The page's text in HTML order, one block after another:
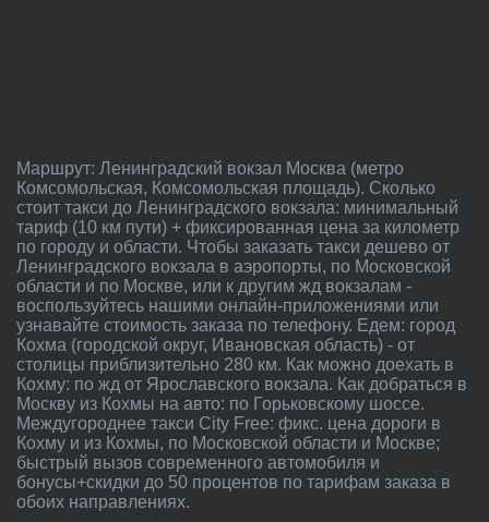
Маршрут: Ленинградский вокзал Москва (метро
Комсомольская, Комсомольская площадь). Сколько
стоит такси до Ленинградского вокзала: минимальный
тариф (10 км пути) + фиксированная цена за километр
по городу и области. Чтобы заказать такси дешево от
Ленинградского вокзала в аэропорты, по Московской
области и по Москве, или к другим жд вокзалам -
воспользуйтесь нашими онлайн-приложениями или
узнавайте стоимость заказа по телефону. Едем: город
Кохма (городской округ, Ивановская область) - от
столицы приблизительно 280 км. Как можно доехать в
Кохму: по жд от Ярославского вокзала. Как добраться в
Москву из Кохмы на авто: по Горьковскому шоссе.
Междугороднее такси City Free: фикс. цена дороги в
Кохму и из Кохмы, по Московской области и Москве;
быстрый вызов современного автомобиля и
бонусы+скидки до 50 процентов по тарифам заказа в
обоих направлениях.